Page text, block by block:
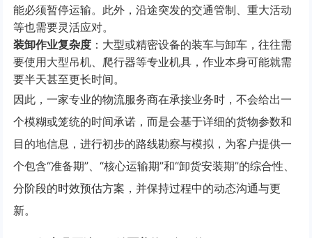
能必须暂停运输。此外，沿途突发的交通管制、重大活动
等也需要灵活应对。
装卸作业复杂度 ：大型或精密设备的装车与卸车，往往需
要使用大型吊机、爬行器等专业机具，作业本身可能就需
要半天甚至更长时间。
因此，一家专业的物流服务商在承接业务时，不会给出一
个模糊或笼统的时间承诺，而是会基于详细的货物参数和
目的地信息，进行初步的路线勘察与模拟，为客户提供一
个包含“准备期”、“核心运输期”和“卸货安装期”的综合性、
分阶段的时效预估方案，并保持过程中的动态沟通与更
新。